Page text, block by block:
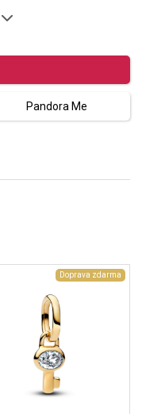
Pandora Me
Doprava zdarma